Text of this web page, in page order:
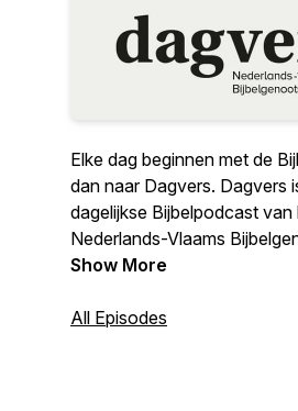
Elke dag beginnen met de
dan naar Dagvers. Dagvers
dagelijkse Bijbelpodcast van
Nederlands-Vlaams
Krijg Bijbelse inspiratie en
de Bijbel echt dichtbij!
Show More
All Episodes